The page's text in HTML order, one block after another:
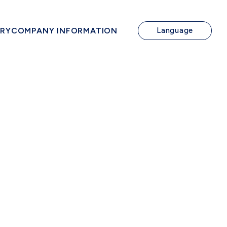
COMPANY INFORMATION Language